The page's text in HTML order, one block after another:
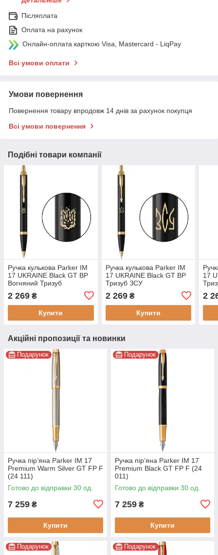
Післяплата
Оплата на рахунок
Онлайн-оплата карткою Visa, Mastercard - LiqPay
Всі умови оплати
Умови повернення
Повернення товару впродовж 14 днів за рахунок покупця
Всі умови повернення
Подібні товари компанії
Ручка кулькова Parker IM
17 UKRAINE Black GT BP
Вогняний Тризуб
2 269 ₴
Купити
Ручка кулькова Parker IM
17 UKRAINE Black GT BP
Тризуб ЗСУ
2 269₴
Купити
17
2
Акційні пропозиції та новинки
Подарунок
Ручка пір’яна Parker IM 17
Premium Warm Silver GT FP F
(24 111)
Готово до відправки 30 од.
7 259 ₴
Купити
Подарунок
Ручка пір’яна Parker IM 17
Premium Black GT FP F (24
011)
Готово до відправки 30 од.
7 259 ₴
Купити
Подарунок Подарунок